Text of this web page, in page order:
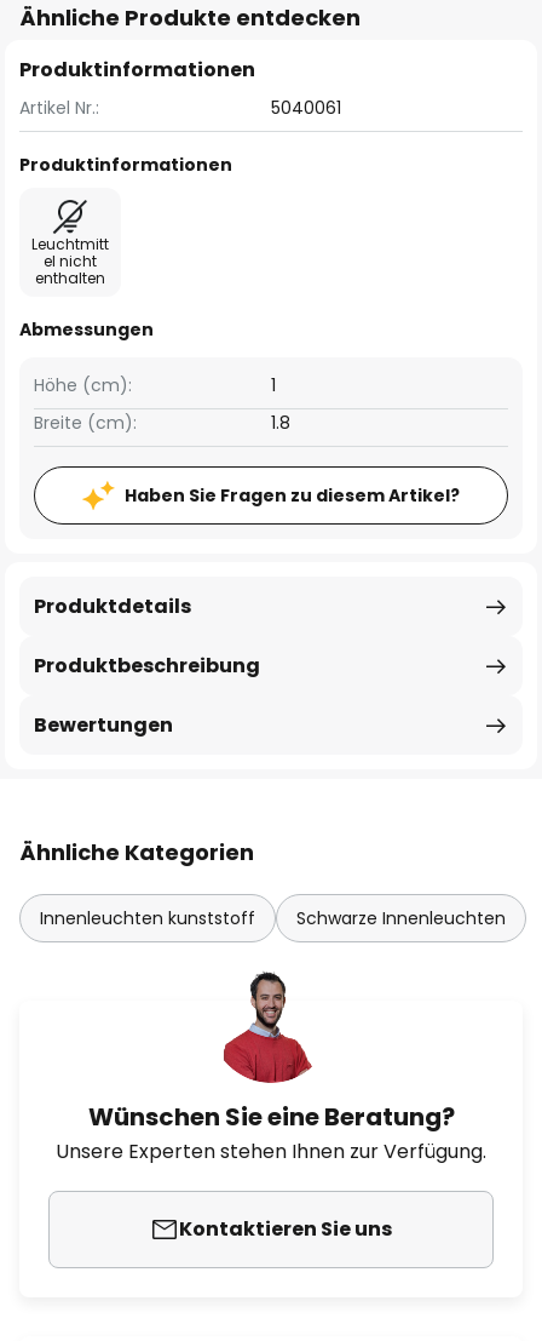
Ähnliche Produkte entdecken
Produktinformationen
Artikel Nr.: 5040061
Produktinformationen
Leuchtmitt
el nicht
enthalten
Abmessungen
Breite (cm): 1.8
Höhe (cm): 1
Haben Sie Fragen zu diesem Artikel?
Produktbeschreibung
Produktdetails
Bewertungen
Ähnliche Kategorien
Innenleuchten kunststoff Schwarze Innenleuchten
Wünschen Sie eine Beratung?
Unsere Experten stehen Ihnen zur Verfügung.
Kontaktieren Sie uns